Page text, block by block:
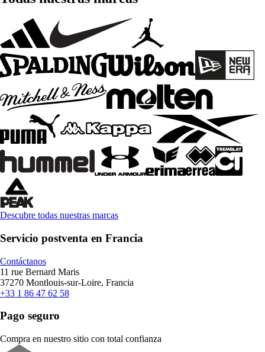
Descubre todas nuestras marcas
Servicio postventa en Francia
Contáctanos
11 rue Bernard Maris
37270 Montlouis-sur-Loire, Francia
+33 1 86 47 62 58
Pago seguro
Compra en nuestro sitio con total confianza